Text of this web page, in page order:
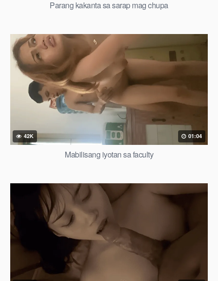
Parang kakanta sa sarap mag chupa
42K 01:04
Mabilisang iyotan sa faculty